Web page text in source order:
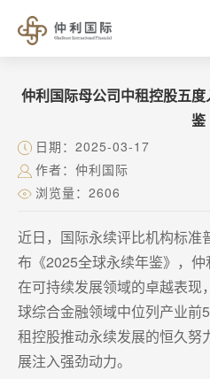
仲利国际母公司中租控股五
鉴
日期：2025-03-17
作者：仲利国际
浏览量：2606
近日，国际永续评比机构标准
布《2025全球永续年鉴》，
在可持续发展领域的卓越表现
球综合金融领域中位列产业前
租控股推动永续发展的恒久努
展注入强劲动力。